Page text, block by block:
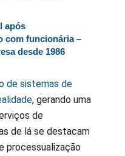
após
com funcionária –
desde 1986
de sistemas de
, gerando uma
de
de lá se destacam
processualização